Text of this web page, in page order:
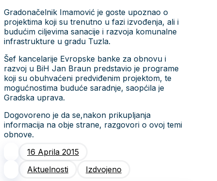
Gradonačelnik Imamović je goste upoznao o
projektima koji su trenutno u fazi izvođenja, ali i
budućim ciljevima sanacije i razvoja komunalne
infrastrukture u gradu Tuzla.
Šef kancelarije Evropske banke za obnovu i
razvoj u BiH Jan Braun predstavio je programe
koji su obuhvaćeni predviđenim projektom, te
mogućnostima buduće saradnje, saopćila je
Gradska uprava.
Dogovoreno je da se,nakon prikupljanja
informacija na obje strane, razgovori o ovoj temi
obnove.
16 Aprila 2015
Aktuelnosti
Izdvojeno